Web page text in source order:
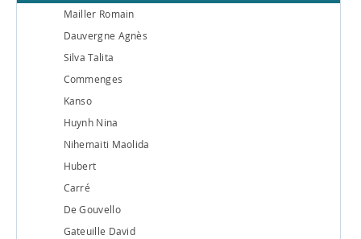
Mailler Romain
Dauvergne Agnès
Silva Talita
Commenges
Kanso
Huynh Nina
Nihemaiti Maolida
Hubert
Carré
De Gouvello
Gateuille David